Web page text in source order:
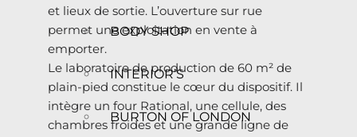
BODY SHOP
INTERIOR’S
BURTON OF LONDON
et lieux de sortie. L’ouverture sur rue
permet une exploitation en vente à
emporter.
Le laboratoire de production de 60 m² de
plain-pied constitue le cœur du dispositif. Il
intègre un four Rational, une cellule, des
chambres froides et une grande ligne de